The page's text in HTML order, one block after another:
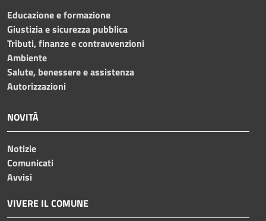
Educazione e formazione
Giustizia e sicurezza pubblica
Tributi, finanze e contravvenzioni
Ambiente
Salute, benessere e assistenza
Autorizzazioni
NOVITÀ
Notizie
Comunicati
Avvisi
VIVERE IL COMUNE